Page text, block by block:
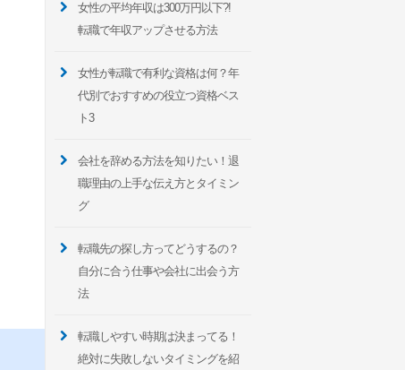
女性の平均年収は300万円以下?!
転職で年収アップさせる方法
女性が転職で有利な資格は何？年
代別でおすすめの役立つ資格ベス
ト3
会社を辞める方法を知りたい！退
職理由の上手な伝え方とタイミン
グ
転職先の探し方ってどうするの？
自分に合う仕事や会社に出会う方
法
転職しやすい時期は決まってる！
絶対に失敗しないタイミングを紹